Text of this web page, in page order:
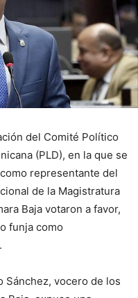
del Comité Político
(PLD), en la que se
representante del
de la Magistratura
Baja votaron a favor,
funja como
Sánchez, vocero de los